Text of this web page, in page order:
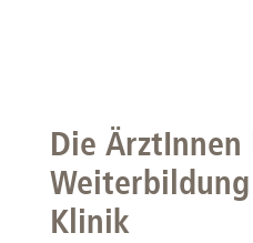
Die ÄrztInnen
Klinik